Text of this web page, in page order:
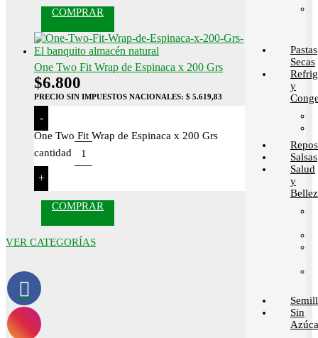
COMPRAR
One Two Fit Wrap de Espinaca x 200 Grs
$6.800
PRECIO SIN IMPUESTOS NACIONALES: $ 5.619,83
-
One Two Fit Wrap de Espinaca x 200 Grs
cantidad
+
COMPRAR
VER CATEGORÍAS
Pastas
Secas
y
Salsas
Salud
y
Sin